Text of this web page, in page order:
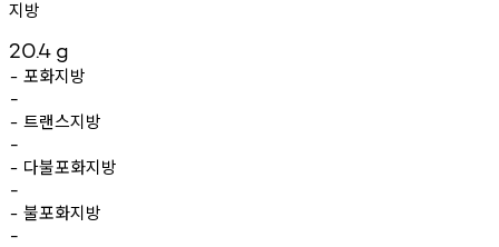
지방
20.4 g
- 포화지방
-
- 트랜스지방
-
- 다불포화지방
-
- 불포화지방
-